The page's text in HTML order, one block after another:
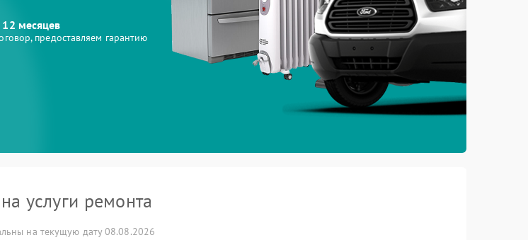
12 месяцев
предоставляем гарантию
услуги ремонта
на текущую дату 08.08.2026